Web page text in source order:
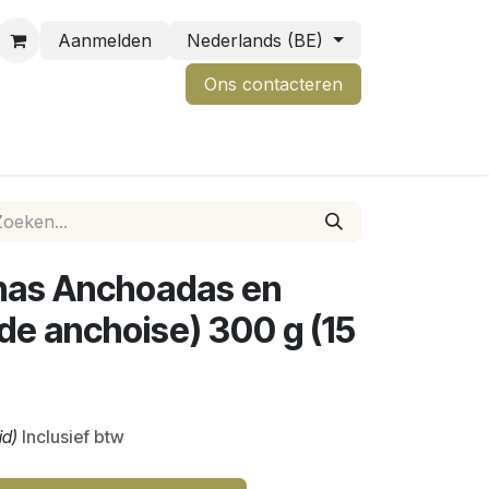
Aanmelden
Nederlands (BE)
Ons contacteren
Anchoadas en
anchoise) 300 g (15
Inclusief btw